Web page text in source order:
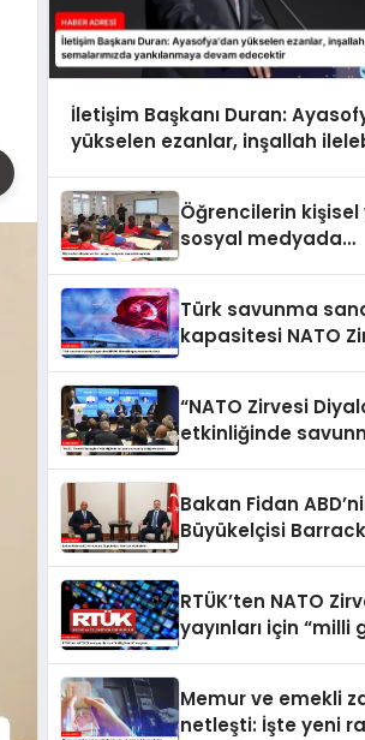
İletişim Başkanı Duran:
yükselen ezanlar, inşallah
edecektir
Öğrencilerin kişisel
sosyal medyada
Türk savunma
kapasitesi NATO
“NATO Zirvesi
etkinliğinde
Bakan Fidan
Büyükelçisi
RTÜK’ten NATO
yayınları için “milli
Memur ve emekli
netleşti: İşte yeni